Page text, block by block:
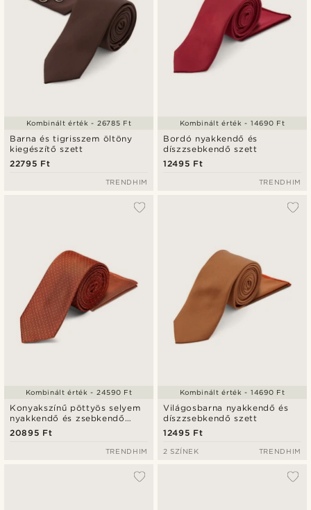
Barna és tigrisszem öltöny
kiegészítő szett
22795 Ft
Kombinált érték - 26785 Ft
TRENDHIM
Bordó nyakkendő és
díszzsebkendő szett
12495 Ft
Kombinált érték - 14690 Ft
TRENDHIM
Konyakszínű pöttyös selyem
nyakkendő és zsebkendő
szett
20895 Ft
Kombinált érték - 24590 Ft
TRENDHIM
Világosbarna nyakkendő és
díszzsebkendő szett
12495 Ft
Kombinált érték - 14690 Ft
2 SZÍNEK TRENDHIM